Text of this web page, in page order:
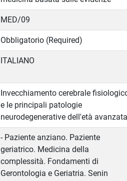
MED/09
Obbligatorio (Required)
ITALIANO
Invecchiamento cerebrale
e le principali patologie
neurodegenerative dell'età avanzata
- Paziente anziano. Paziente
geriatrico. Medicina della
complessità. Fondamenti di
Gerontologia e Geriatria. Senin